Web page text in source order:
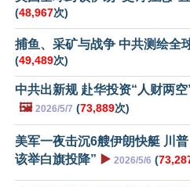
(48,967次)
捕鱼、采矿与战争 中共测绘全
(49,489次)
中共出新规 赴华投资“人财两
🖼️ 2026/5/7 (73,889次)
美军一夜击沉6艘伊朗快艇 川
该举白旗投降” ▶️ 2026/5/6 (